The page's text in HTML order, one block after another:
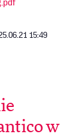
15:49
w